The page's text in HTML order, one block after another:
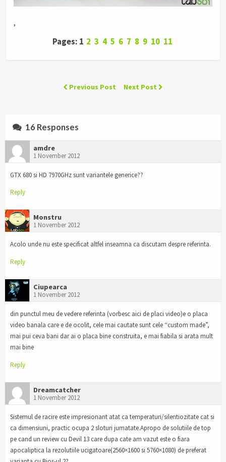
,
Pages: 1 2 3 4 5 6 7 8 9 10 11
Previous Post Next Post
16 Responses
amdre
1 November 2012
GTX 680 si HD 7970GHz sunt variantele generice??
Reply
Monstru
1 November 2012
Acolo unde nu este specificat altfel inseamna ca discutam despre referinta.
Reply
Ciupearca
1 November 2012
din punctul meu de vedere referinta (vorbesc aici de placi video)e o placa
video banala care e de ocolit, cele mai cautate sunt cele “custom made”,
mai pui ceva bani dar ai o placa bine construita, e mai fiabila si arata mult
mai bine
Reply
Dreamcatcher
1 November 2012
Sistemul de racire este impresionant atat ca temperaturi/silentiozitate cat si
ca dimensiuni, practic ocupa 2 sloturi jumatate.Apropo de solutiile de top
pe cand un review cu Devil 13 care dupa cate am vazut este o fiara
apocaliptica la rezolutiile ucigatoare(2560×1600 si 5760×1080) de preferat